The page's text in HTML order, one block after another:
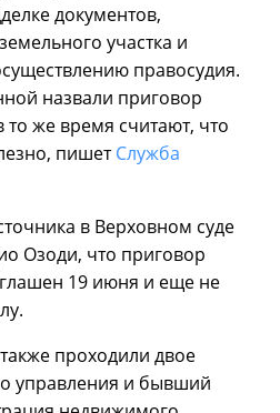
документов,
участка и
правосудия.
назвали приговор
же время считают, что
пишетСлужба
в Верховном суде
Озоди, что приговор
19 июня и еще не
проходили двое
управления и бывший